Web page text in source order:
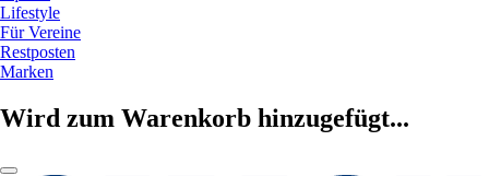
Lifestyle
Für Vereine
Restposten
Marken
Wird zum Warenkorb hinzugefügt...